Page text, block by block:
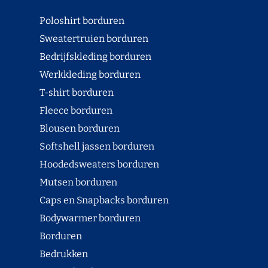
Poloshirt borduren
Sweatertruien borduren
Bedrijfskleding borduren
Werkkleding borduren
T-shirt borduren
Fleece borduren
Blousen borduren
Softshell jassen borduren
Hoodedsweaters borduren
Mutsen borduren
Caps en Snapbacks borduren
Bodywarmer borduren
Borduren
Bedrukken